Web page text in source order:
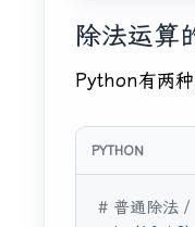
除法运算
Python有两种
# 普通除法 /